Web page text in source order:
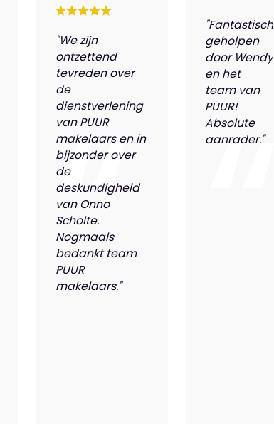
"We zijn
ontzettend
tevreden over
de
dienstverlening
van PUUR
makelaars en in
bijzonder over
de
deskundigheid
van Onno
Scholte.
Nogmaals
bedankt team
PUUR
makelaars."
"Fantastisch
geholpen
door Wendy
en het
team van
PUUR!
Absolute
aanrader."